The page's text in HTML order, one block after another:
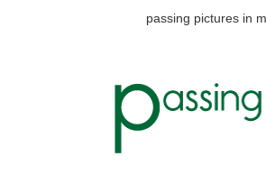
passing pictures in